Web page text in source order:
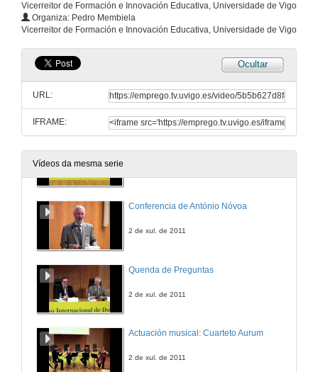
Vicerreitor de Formación e Innovación Educativa, Universidade de Vigo
Organiza: Pedro Membiela
Vicerreitor de Formación e Innovación Educativa, Universidade de Vigo
Ocultar
URL:
IFRAME:
Vídeos da mesma serie
Intervención de Cecilia Leâo
1 de xul. de 2011
Conferencia de António Nóvoa
2 de xul. de 2011
Quenda de Preguntas
2 de xul. de 2011
Actuación musical: Cuarteto Aurum
2 de xul. de 2011